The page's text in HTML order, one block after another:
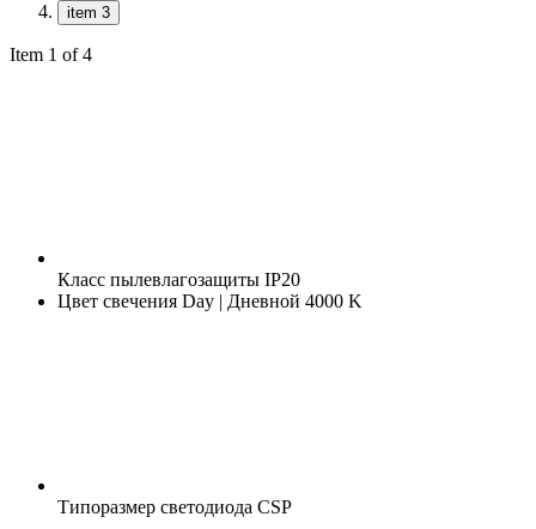
item 3
Item 1 of 4
Класс пылевлагозащиты IP20
Цвет свечения Day | Дневной 4000 K
Типоразмер светодиода CSP